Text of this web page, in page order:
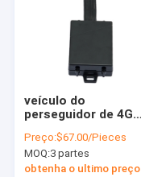
veículo do
perseguidor de 4G
sistema de gestão
do sensor do
combustível do
Preço:$67.00/Pieces
MOQ:3 partes
obtenha o ultimo preço